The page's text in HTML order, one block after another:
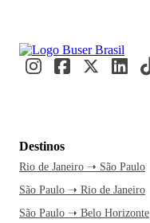
Destinos
Rio de Janeiro ➝ São Paulo
São Paulo ➝ Rio de Janeiro
São Paulo ➝ Belo Horizonte